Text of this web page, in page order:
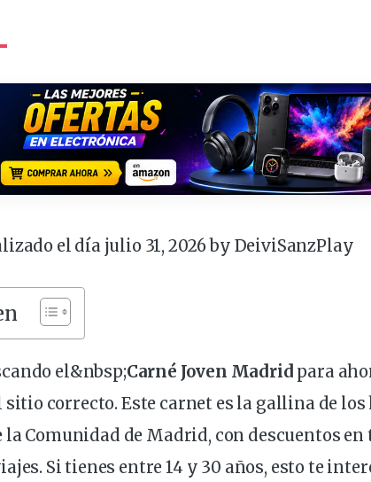
el día julio 31, 2026 by DeiviSanzPlay
el&nbsp;Carné Joven Madrid para
sitio correcto. Este carnet es la gallina de los
la Comunidad de Madrid, con descuentos en
. Si tienes entre 14 y 30 años, esto te